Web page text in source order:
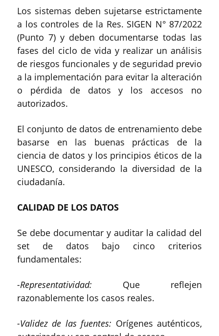
Los sistemas deben sujetarse estrictamente
a los controles de la Res. SIGEN N° 87/2022
(Punto 7) y deben documentarse todas las
fases del ciclo de vida y realizar un análisis
de riesgos funcionales y de seguridad previo
a la implementación para evitar la alteración
o pérdida de datos y los accesos no
autorizados.
El conjunto de datos de entrenamiento debe
basarse en las buenas prácticas de la
ciencia de datos y los principios éticos de la
UNESCO, considerando la diversidad de la
ciudadanía.
CALIDAD DE LOS DATOS
Se debe documentar y auditar la calidad del
set de datos bajo cinco criterios
fundamentales:
-Representatividad: Que reflejen
razonablemente los casos reales.
-Validez de las fuentes: Orígenes auténticos,